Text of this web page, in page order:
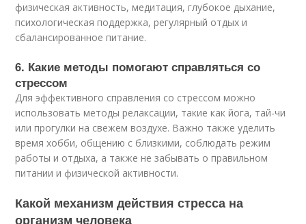
физическая активность, медитация, глубокое дыхание,
психологическая поддержка, регулярный отдых и
сбалансированное питание.
6. Какие методы помогают справляться со
стрессом
Для эффективного справления со стрессом можно
использовать методы релаксации, такие как йога, тай-чи
или прогулки на свежем воздухе. Важно также уделить
время хобби, общению с близкими, соблюдать режим
работы и отдыха, а также не забывать о правильном
питании и физической активности.
Какой механизм действия стресса на
организм человека